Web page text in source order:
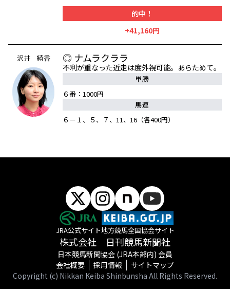
的中！
+41,160円
沢井 綺香 ◎ ナムラクララ
不利が重なった近走は度外視可能。あらためて。
単勝
６番：1000円
馬連
６－１、５、７、11、16（各400円）
JRA公式サイト地方競馬全国協会サイト
株式会社 日刊競馬新聞社
日本競馬新聞協会 (JRA本部内) 会員
会社概要
採用情報
サイトマップ
Copyright (c) Nikkan Keiba Shinbunsha All Rights Reserved.